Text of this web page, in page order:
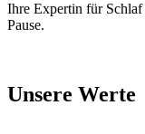
Ihre Expertin für Schlaf
Pause.
Unsere Werte